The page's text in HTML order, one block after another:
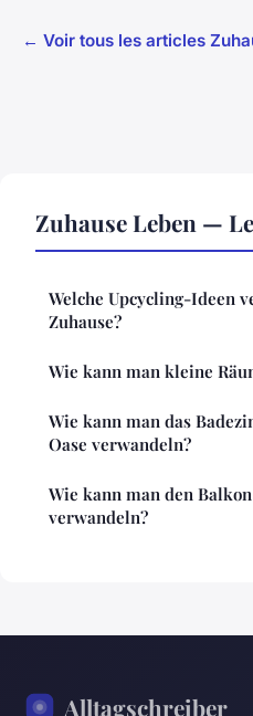
← Voir tous les articles
Zuhause Leben —
Welche Upcycling-Ideen
Zuhause?
Wie kann man kleine
Wie kann man das
Oase verwandeln?
Wie kann man den
verwandeln?
Alltagschreiber